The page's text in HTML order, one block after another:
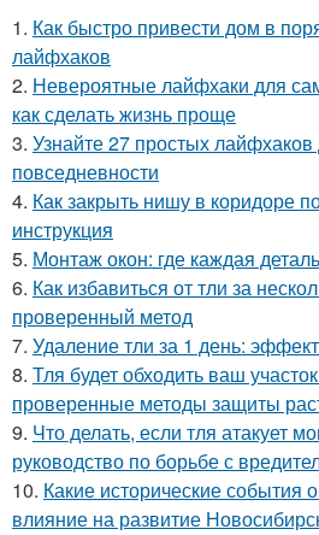
1. Как быстро привести дом в
лайфхаков
2. Невероятные лайфхаки для
как сделать жизнь проще
3. Узнайте 27 простых
повседневности
4. Как закрыть нишу в коридоре
инструкция
5. Монтаж окон: где каждая
6. Как избавиться от тли за
проверенный метод
7. Удаление тли за 1 день:
8. Тля будет обходить ваш
проверенные методы защиты
9. Что делать, если тля атакует
руководство по борьбе с
10. Какие исторические события
влияние на развитие